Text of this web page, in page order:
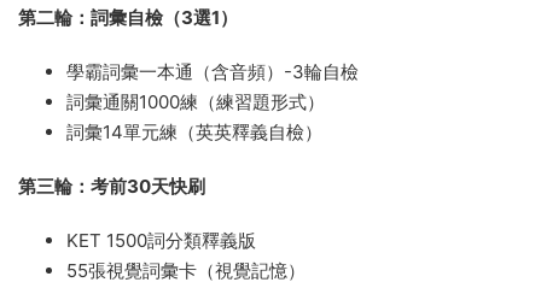
第二輪：詞彙自檢（3選1）
學霸詞彙一本通（含音頻）-3輪自檢
詞彙通關1000練（練習題形式）
詞彙14單元練（英英釋義自檢）
第三輪：考前30天快刷
KET 1500詞分類釋義版
55張視覺詞彙卡（視覺記憶）